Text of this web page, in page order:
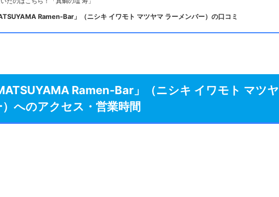
Ramen-Bar」（ニシキ イワモト マツヤマ ラーメンバー）の口コミ
Ramen-Bar」（ニシキ イワモト マツヤ
へのアクセス・営業時間